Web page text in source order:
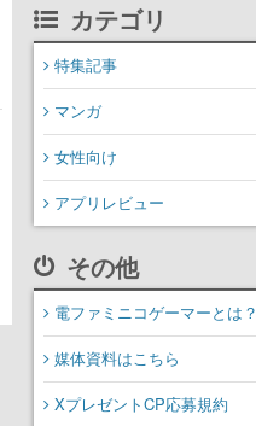
カテゴリ
特集記事
マンガ
女性向け
アプリレビュー
その他
電ファミニコゲーマーとは？
媒体資料はこちら
XプレゼントCP応募規約